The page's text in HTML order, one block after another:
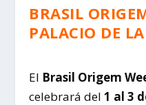
BRASIL
PALACIO DE
El Brasil Origem
celebrará del1 al 3